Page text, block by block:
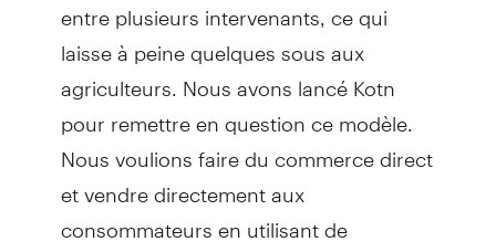
laisse à peine quelques sous aux
agriculteurs. Nous avons lancé Kotn
pour remettre en question ce modèle.
Nous voulions faire du commerce direct
et vendre directement aux
consommateurs en utilisant de